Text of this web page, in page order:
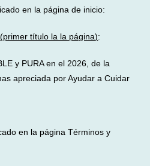
en la página de inicio:
título la la página):
y PURA en el 2026, de la
apreciada por Ayudar a Cuidar
en la página Términos y